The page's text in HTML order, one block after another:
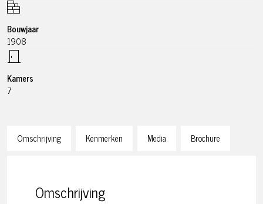
Omschrijving Kenmerken Media Brochure
Omschrijving
Bouwjaar
1908
Kamers
7